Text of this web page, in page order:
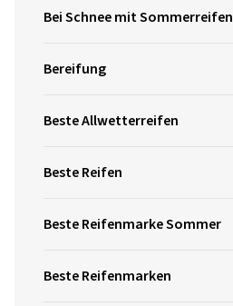
Bei Schnee mit Sommerreifen
Bereifung
Beste Allwetterreifen
Beste Reifen
Beste Reifenmarke Sommer
Beste Reifenmarken